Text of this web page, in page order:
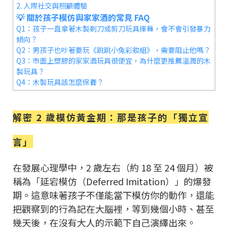
2. 人際社交與照顧體驗
💡 關於孩子模仿與家家酒的常見 FAQ
Q1：孩子一直拿著木製剃刀或剪刀玩具揮舞，會不會引發暴力
傾向？
Q2：男孩子也吵著要玩《跳跳小兔彩妝組》，需要阻止他嗎？
Q3：市面上塑膠的家家酒玩具很便宜，為什麼更推薦溫潤的木
製玩具？
Q4：木製玩具該怎麼保養？
解密 2 歲模仿黃金期：那是孩子的「獨立宣
言」
在發展心理學中，2 歲左右（約 18 至 24 個月）被
稱為「延宕模仿（Deferred Imitation）」的爆發
期。這意味著孩子不僅能當下模仿你的動作，還能
把觀察到的行為記在大腦裡，等到幾個小時、甚至
幾天後，在沒有大人的示範下自己演繹出來。